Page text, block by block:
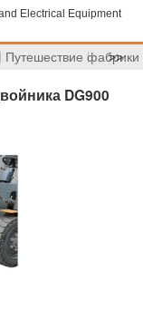
Electrical Equipment
Путешествие фабрики
>>
DG900